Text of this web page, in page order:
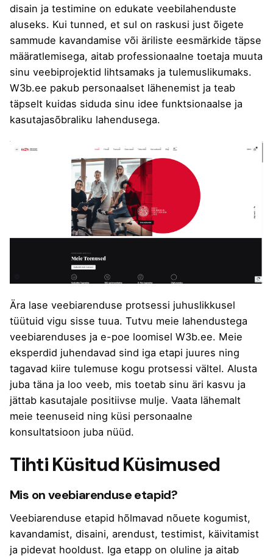
disain ja testimine on edukate veebilahenduste
aluseks. Kui tunned, et sul on raskusi just õigete
sammude kavandamise või äriliste eesmärkide täpse
määratlemisega, aitab professionaalne toetaja muuta
sinu veebiprojektid lihtsamaks ja tulemuslikumaks.
W3b.ee pakub personaalset lähenemist ja teab
täpselt kuidas siduda sinu idee funktsionaalse ja
kasutajasõbraliku lahendusega.
Ära lase veebiarenduse protsessi juhuslikkusel
tüütuid vigu sisse tuua. Tutvu meie lahendustega
veebiarenduses ja e-poe loomisel W3b.ee. Meie
eksperdid juhendavad sind iga etapi juures ning
tagavad kiire tulemuse kogu protsessi vältel. Alusta
juba täna ja loo veeb, mis toetab sinu äri kasvu ja
jättab kasutajale positiivse mulje. Vaata lähemalt
meie teenuseid ning küsi personaalne
konsultatsioon juba nüüd.
Tihti Küsitud Küsimused
Mis on veebiarenduse etapid?
Veebiarenduse etapid hõlmavad nõuete kogumist,
kavandamist, disaini, arendust, testimist, käivitamist
ja pidevat hooldust. Iga etapp on oluline ja aitab